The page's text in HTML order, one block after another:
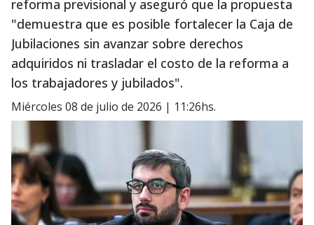
reforma previsional y aseguró que la propuesta
"demuestra que es posible fortalecer la Caja de
Jubilaciones sin avanzar sobre derechos
adquiridos ni trasladar el costo de la reforma a
los trabajadores y jubilados".
miércoles 08 de julio de 2026 | 11:26hs.